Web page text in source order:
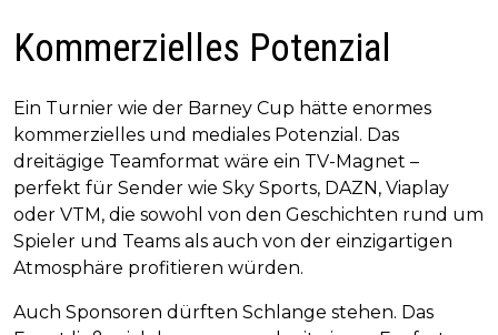
Kommerzielles Potenzial
Ein Turnier wie der Barney Cup hätte enormes
kommerzielles und mediales Potenzial. Das
dreitägige Teamformat wäre ein TV-Magnet –
perfekt für Sender wie Sky Sports, DAZN, Viaplay
oder VTM, die sowohl von den Geschichten rund um
Spieler und Teams als auch von der einzigartigen
Atmosphäre profitieren würden.
Auch Sponsoren dürften Schlange stehen. Das